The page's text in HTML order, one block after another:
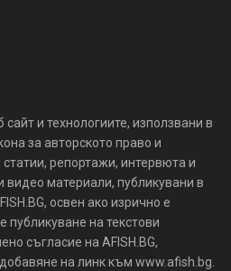
и технологиите, използвани в
за авторското право и
репортажи, интервюта и
видео материали, публикувани в
освен ако изрично е
публикуване на текстови
съгласие на AFISH.BG,
на линк към www.afish.bg.